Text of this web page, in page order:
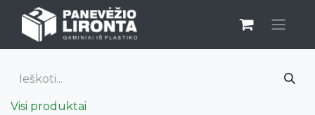
Visi produktai